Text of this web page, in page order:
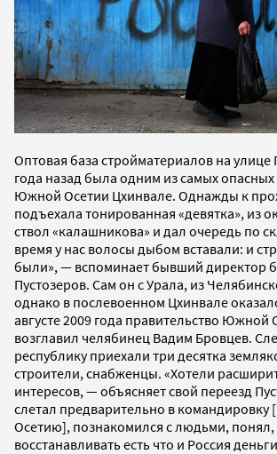
Оптовая база стройматериалов на улице
года назад была одним из самых опасных
Южной Осетии Цхинвале. Однажды к
подъехала тонированная «девятка», из
ствол «калашникова» и дал очередь по
время у нас волосы дыбом вставали: и
были», — вспоминает бывший директор
Пустозеров. Сам он с Урала, из
однако в послевоенном Цхинвале
августе 2009 года правительство Южной
возглавил челябинец Вадим Бровцев.
республику приехали три десятка
строители, снабженцы. «Хотели
интересов, — объясняет свой переезд
слетал предварительно в
Осетию], познакомился с людьми, понял,
восстанавливать есть что и Россия